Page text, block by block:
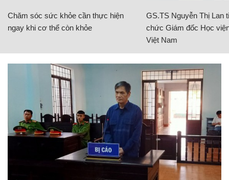
Chăm sóc sức khỏe cần thực hiện
ngay khi cơ thể còn khỏe
GS.TS Nguyễn Thị Lan
chức Giám đốc Học
Việt Nam